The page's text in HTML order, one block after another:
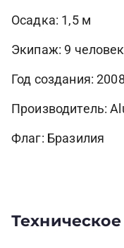
Осадка: 1,5 м
Экипаж: 9 человек
Год создания: 2008
Производитель:
Флаг: Бразилия